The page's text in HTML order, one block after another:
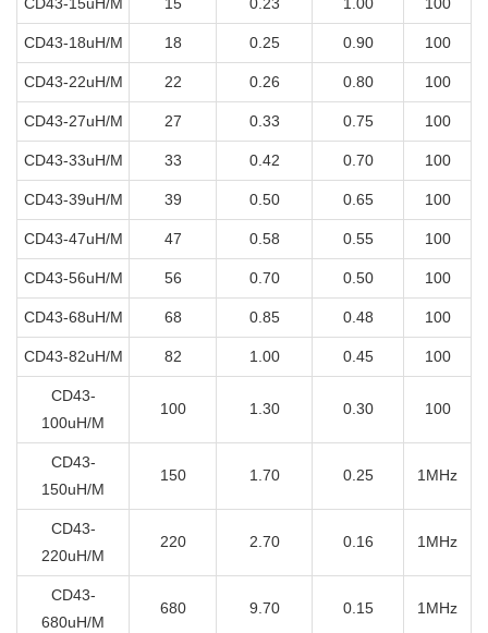
CD43-18uH/M 18 0.25 0.90 100
CD43-22uH/M 22 0.26 0.80 100
CD43-27uH/M 27 0.33 0.75 100
CD43-33uH/M 33 0.42 0.70 100
CD43-39uH/M 39 0.50 0.65 100
CD43-47uH/M 47 0.58 0.55 100
CD43-56uH/M 56 0.70 0.50 100
CD43-68uH/M 68 0.85 0.48 100
CD43-82uH/M 82 1.00 0.45 100
CD43-
100uH/M
100 1.30 0.30 100
CD43-
150uH/M
150 1.70 0.25 1MHz
CD43-
220uH/M
220 2.70 0.16 1MHz
CD43-
680uH/M
680 9.70 0.15 1MHz